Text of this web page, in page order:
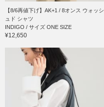
【8/6再値下げ】AK+1 / 8オンス ウォッシ
ュド シャツ
INDIGO / サイズ ONE SIZE
¥12,650